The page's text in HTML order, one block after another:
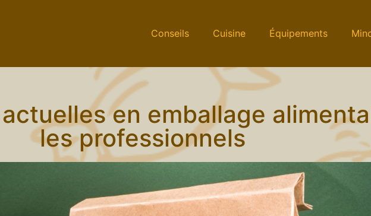
Conseils Cuisine Équipements
en emballage
les professionnels